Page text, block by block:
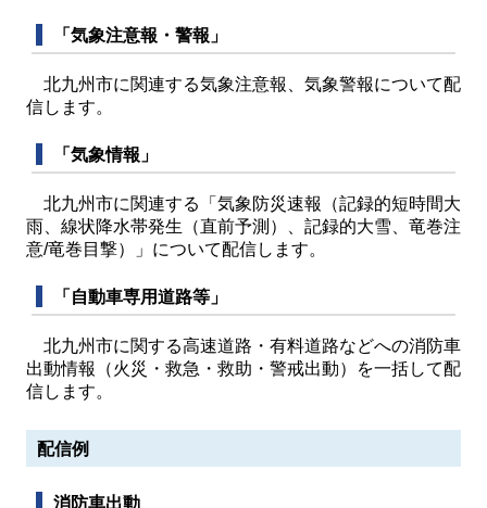
「気象注意報・警報」
北九州市に関連する気象注意報、気象警報について配
信します。
「気象情報」
北九州市に関連する「気象防災速報（記録的短時間大
雨、線状降水帯発生（直前予測）、記録的大雪、竜巻注
意/竜巻目撃）」について配信します。
「自動車専用道路等」
北九州市に関する高速道路・有料道路などへの消防車
出動情報（火災・救急・救助・警戒出動）を一括して配
信します。
配信例
消防車出動